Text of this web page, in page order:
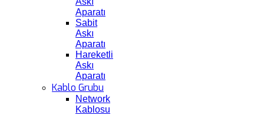
Aparatı
Sabit
Askı
Aparatı
Hareketli
Askı
Aparatı
Kablo Grubu
Network
Kablosu